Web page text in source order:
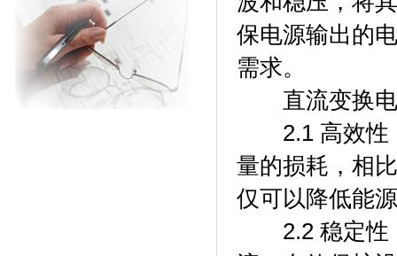
保电源输出的
需求。
直流变换电
2.1 高效性：
量的损耗，相
仅可以降低能
2.2 稳定性：